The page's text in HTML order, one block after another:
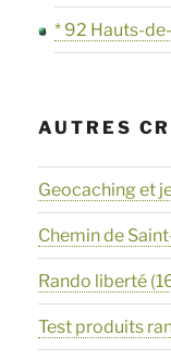
* 92 Hauts-
AUTRES
Geocaching et
Chemin de
Rando liberté
Test produits